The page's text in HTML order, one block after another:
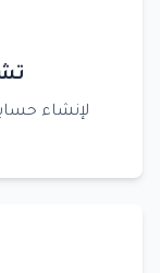
لإنشاء